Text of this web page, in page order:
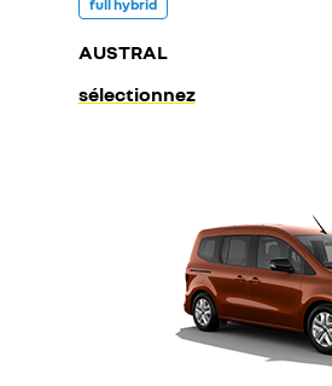
full hybrid
AUSTRAL
sélectionnez